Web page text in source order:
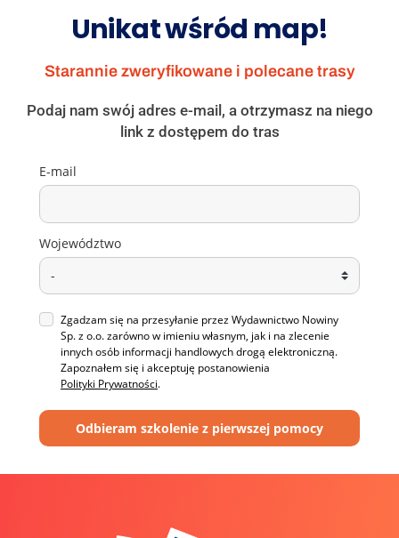
Unikat wśród map!
Starannie zweryfikowane i polecane trasy
Podaj nam swój adres e-mail, a otrzymasz na niego
link z dostępem do tras
E-mail
Województwo
Zgadzam się na przesyłanie przez Wydawnictwo Nowiny
Sp. z o.o. zarówno w imieniu własnym, jak i na zlecenie
innych osób informacji handlowych drogą elektroniczną.
Zapoznałem się i akceptuję postanowienia
Polityki Prywatności.
Odbieram szkolenie z pierwszej pomocy